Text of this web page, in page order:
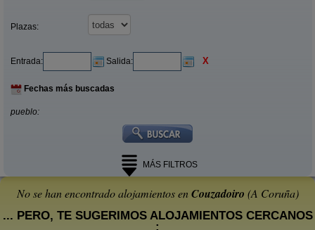
Plazas:
Entrada: Salida: X
Fechas más buscadas
pueblo:
MÁS FILTROS
No se han encontrado alojamientos enCouzadoiro (A Coruña)
... PERO, TE SUGERIMOS ALOJAMIENTOS CERCANOS
: